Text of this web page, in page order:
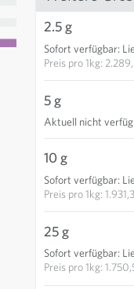
2.5 g
Sofort verfügbar:
Preis pro1kg:
5 g
Aktuell nicht
10 g
Sofort verfügbar:
Preis pro1kg:
25 g
Sofort verfügbar:
Preis pro1kg: